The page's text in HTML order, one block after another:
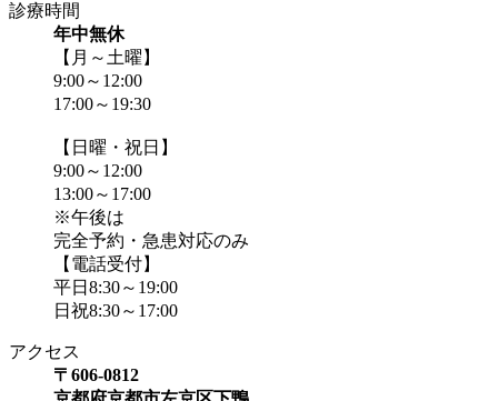
診療時間
年中無休
【月～土曜】
9:00～12:00
17:00～19:30
【日曜・祝日】
9:00～12:00
13:00～17:00
※午後は
完全予約・急患対応のみ
【電話受付】
平日8:30～19:00
日祝8:30～17:00
アクセス
〒606-0812